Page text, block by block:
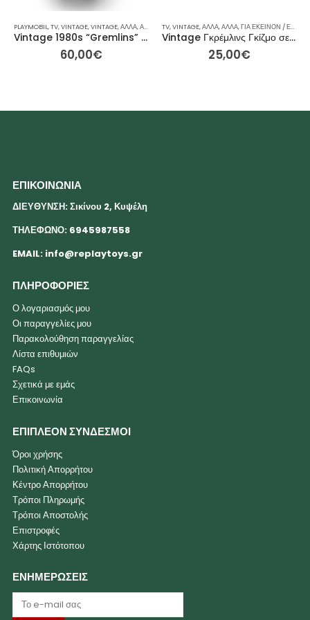
PLAYMOBIL,TV,VINTAGE,VINTAGE,ΆΛΛΑ,ΆΛΛΑ ΓΙΑ ΕΚΕΊΝΟΝ / ΕΚΕΊΝΗ,ΙΔΈΕΣ ΓΙΑ ΔΏΡΑ,
Vintage 1980s “Gremlins” Mogwai Gizmo Φιγούρα – Μεταχειρισμένο – 24cm
60,00€
TV,VINTAGE,ΆΛΛΑ,ΆΛΛΑ,ΓΙΑ ΕΚΕΊΝΟΝ / ΕΚΕΊΝΗ
Vintage Γκρέμλινς Γκίζμο σε Ριγέ Νυχτικό Λούτρινη Κούκλα – 28 εκ
25,00€
ΕΠΙΚΟΙΝΩΝΙΑ
ΔΙΕΥΘΥΝΣΗ: Σικίνου 2, Κυψέλη
ΤΗΛΕΦΩΝΟ: 6945987558
EMAIL: info@replaytoys.gr
ΠΛΗΡΟΦΟΡΙΕΣ
Ο λογαριασμός μου
Οι παραγγελίες μου
Παρακολούθηση παραγγελίας
Λίστα επιθυμιών
FAQs
Σχετικά με εμάς
Επικοινωνία
ΕΠΙΠΛΕΟΝ ΣΥΝΔΕΣΜΟΙ
Όροι χρήσης
Πολιτική Απορρήτου
Κέντρο Απορρήτου
Τρόποι Πληρωμής
Τρόποι Αποστολής
Επιστροφές
Χάρτης Ιστότοπου
ΕΝΗΜΕΡΩΣΕΙΣ